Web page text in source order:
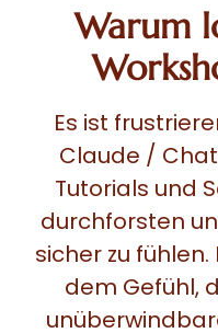
Warum
Es ist
Claude / Chat
Tutorials und
durchforsten
sicher zu
dem Gefühl,